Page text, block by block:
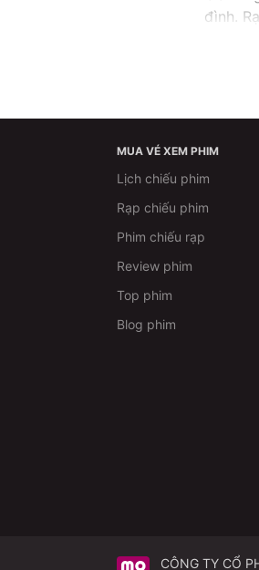
đình.
thanh
phim.
CGV
Thông
giờ
Giá
Thứ
Thứ 4
MUA VÉ XEM PHIM
Lịch chiếu phim
Rạp chiếu phim
Phim chiếu rạp
Review phim
Top phim
Blog phim
CÔNG TY CỔ